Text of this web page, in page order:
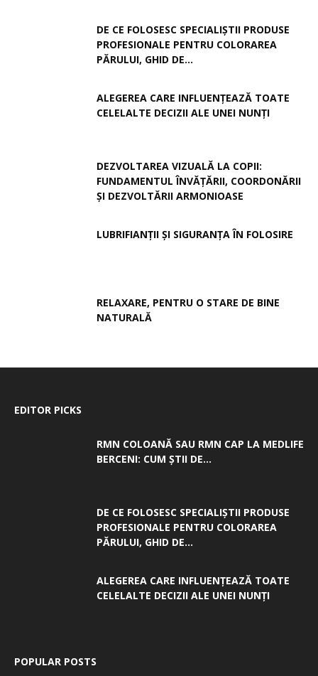
DE CE FOLOSESC SPECIALIȘTII PRODUSE
PROFESIONALE PENTRU COLORAREA
PĂRULUI, GHID DE...
ALEGEREA CARE INFLUENȚEAZĂ TOATE
CELELALTE DECIZII ALE UNEI NUNȚI
DEZVOLTAREA VIZUALĂ LA COPII:
FUNDAMENTUL ÎNVĂȚĂRII, COORDONĂRII
ȘI DEZVOLTĂRII ARMONIOASE
LUBRIFIANȚII ȘI SIGURANȚA ÎN FOLOSIRE
RELAXARE, PENTRU O STARE DE BINE
NATURALĂ
EDITOR PICKS
RMN COLOANĂ SAU RMN CAP LA MEDLIFE
BERCENI: CUM ȘTII DE...
DE CE FOLOSESC SPECIALIȘTII PRODUSE
PROFESIONALE PENTRU COLORAREA
PĂRULUI, GHID DE...
ALEGEREA CARE INFLUENȚEAZĂ TOATE
CELELALTE DECIZII ALE UNEI NUNȚI
POPULAR POSTS